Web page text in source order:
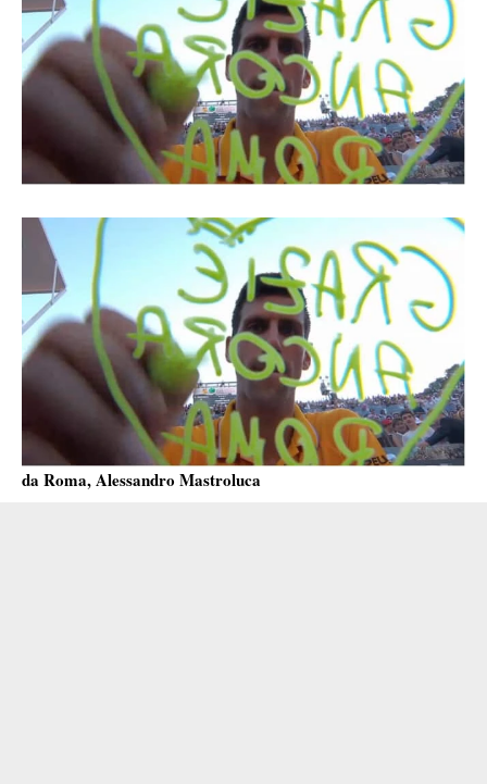
da Roma, Alessandro Mastroluca